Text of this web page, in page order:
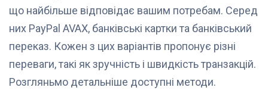
що найбільше відповідає вашим потребам. Серед
них PayPal AVAX, банківські картки та банківський
переказ. Кожен з цих варіантів пропонує різні
переваги, такі як зручність і швидкість транзакцій.
Розгляньмо детальніше доступні методи.